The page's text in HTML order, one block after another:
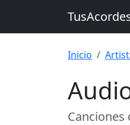
Inicio
Canciones